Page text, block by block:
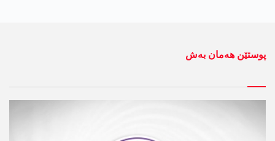
پوستێن ھەمان بەش